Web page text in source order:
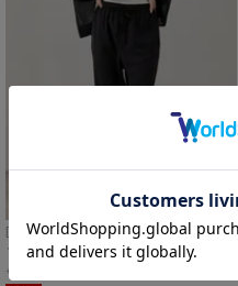
[値下げ]ストレッチ裾シャーリングクロ
ップドパンツ レディース